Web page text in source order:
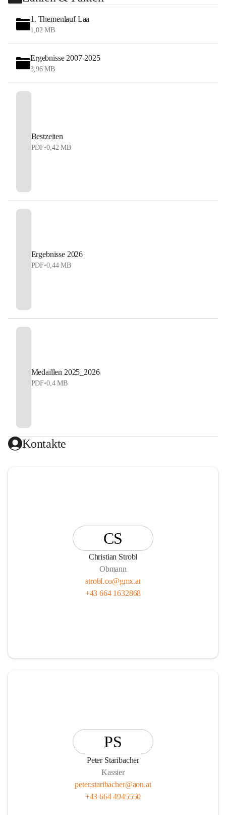
1. Themenlauf Laa
1,02 MB
Ergebnisse 2007-2025
3,96 MB
Bestzeiten
PDF•0,42 MB
Ergebnisse 2026
PDF•0,44 MB
Medaillen 2025_2026
PDF•0,4 MB
Kontakte
CS
Christian Strobl
Obmann
strobl.co@gmx.at
+43 664 1632868
PS
Peter Staribacher
Kassier
peter.staribacher@aon.at
+43 664 4945550